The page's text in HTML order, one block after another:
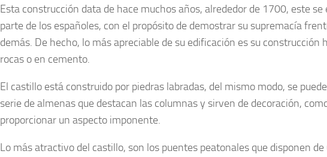
Esta construcción data de hace muchos años, alrededor de 1700, este se
parte de los españoles, con el propósito de demostrar su supremacía
demás. De hecho, lo más apreciable de su edificación es su construcción
rocas o en cemento.
El castillo está construido por piedras labradas, del mismo modo, se
serie de almenas que destacan las columnas y sirven de decoración,
proporcionar un aspecto imponente.
Lo más atractivo del castillo, son los puentes peatonales que disponen de